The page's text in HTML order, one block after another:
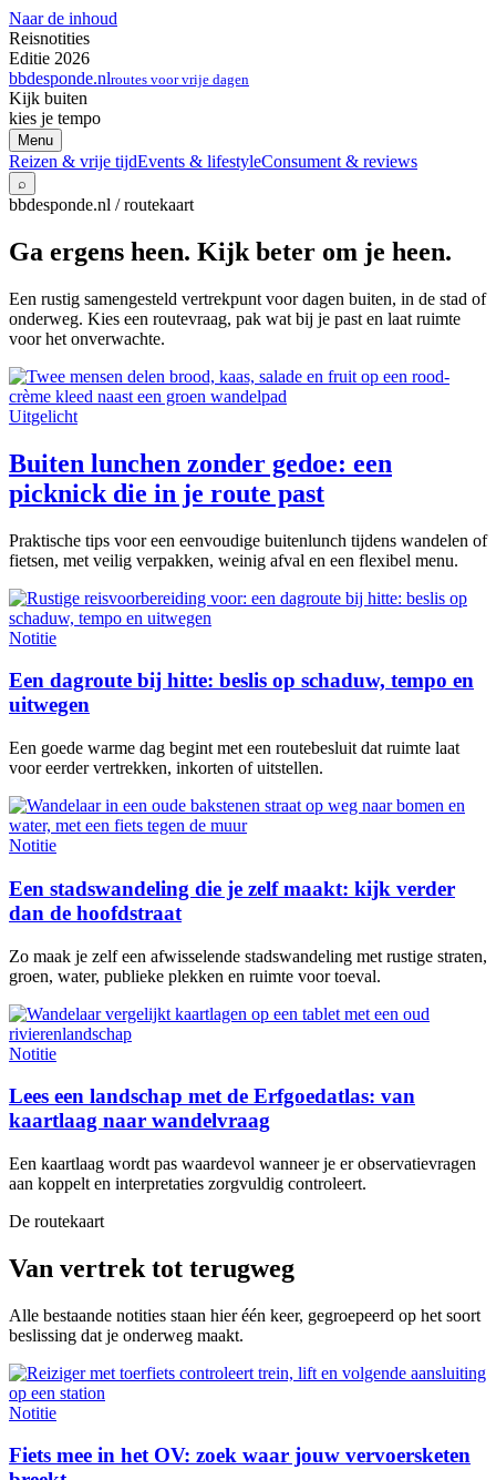
Naar de inhoud
Reisnotities
Editie 2026
bbdesponde.nlroutes voor vrije dagen
Kijk buiten
kies je tempo
Menu
Reizen & vrije tijdEvents & lifestyleConsument & reviews
⌕
bbdesponde.nl / routekaart
Ga ergens heen. Kijk beter om je heen.
Een rustig samengesteld vertrekpunt voor dagen buiten, in de stad of
onderweg. Kies een routevraag, pak wat bij je past en laat ruimte
voor het onverwachte.
Uitgelicht
Buiten lunchen zonder gedoe: een
picknick die in je route past
Praktische tips voor een eenvoudige buitenlunch tijdens wandelen of
fietsen, met veilig verpakken, weinig afval en een flexibel menu.
Notitie
Een dagroute bij hitte: beslis op schaduw, tempo en
uitwegen
Een goede warme dag begint met een routebesluit dat ruimte laat
voor eerder vertrekken, inkorten of uitstellen.
Notitie
Een stadswandeling die je zelf maakt: kijk verder
dan de hoofdstraat
Zo maak je zelf een afwisselende stadswandeling met rustige straten,
groen, water, publieke plekken en ruimte voor toeval.
Notitie
Lees een landschap met de Erfgoedatlas: van
kaartlaag naar wandelvraag
Een kaartlaag wordt pas waardevol wanneer je er observatievragen
aan koppelt en interpretaties zorgvuldig controleert.
De routekaart
Van vertrek tot terugweg
Alle bestaande notities staan hier één keer, gegroepeerd op het soort
beslissing dat je onderweg maakt.
Notitie
Fiets mee in het OV: zoek waar jouw vervoersketen